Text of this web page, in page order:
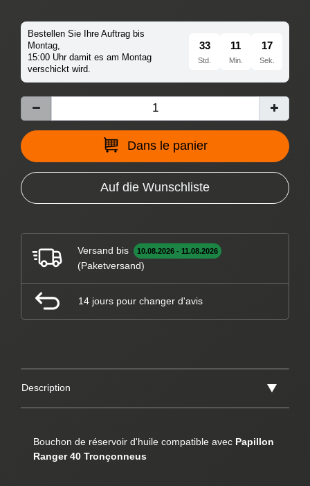
Bestellen Sie Ihre Auftrag bis
Montag,
15:00 Uhr damit es am Montag
verschickt wird.
33
Std.
11
Min.
16
Sek.
Dans le panier
Auf die Wunschliste
Versand bis 10.08.2026 - 11.08.2026
(Paketversand)
14 jours pour changer d'avis
Description
Bouchon de réservoir d'huile compatible avec Papillon
Ranger 40 Tronçonneus